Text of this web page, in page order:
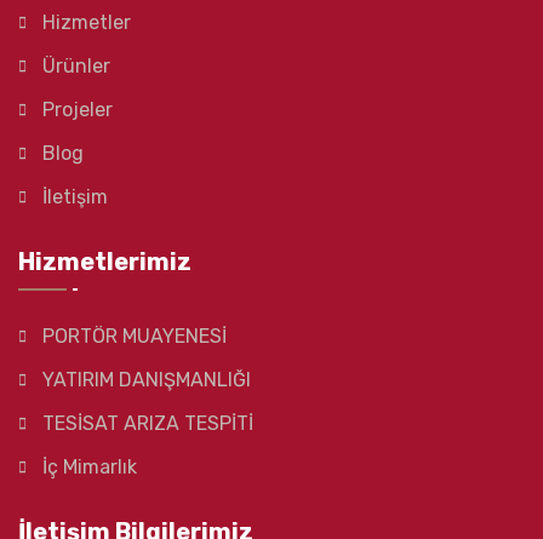
Hizmetler
Ürünler
Projeler
Blog
İletişim
Hizmetlerimiz
PORTÖR MUAYENESİ
YATIRIM DANIŞMANLIĞI
TESİSAT ARIZA TESPİTİ
İç Mimarlık
İletişim Bilgilerimiz